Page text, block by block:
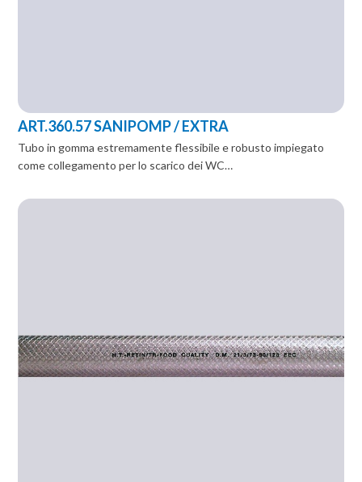
ART.360.57 SANIPOMP / EXTRA
Tubo in gomma estremamente flessibile e robusto impiegato
come collegamento per lo scarico dei WC…